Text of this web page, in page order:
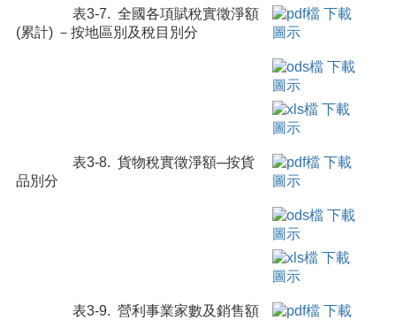
表3-7. 全國各項賦稅實徵淨額
(累計) －按地區別及稅目別分
表3-8. 貨物稅實徵淨額─按貨
品別分
表3-9. 營利事業家數及銷售額